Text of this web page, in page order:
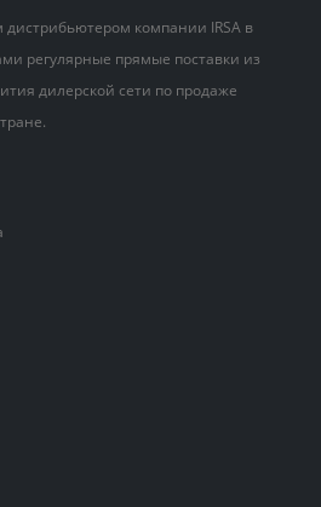
компании IRSA в
регулярные прямые поставки из
дилерской сети по продаже